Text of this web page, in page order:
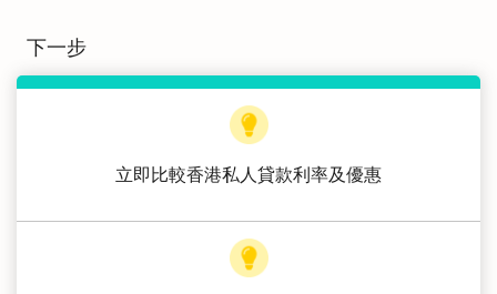
下一步
立即比較香港私人貸款利率及優惠